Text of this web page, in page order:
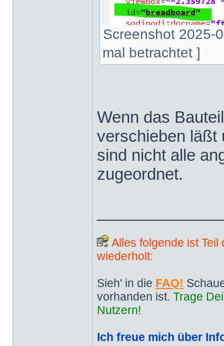
Screenshot 2025-
mal betrachtet ]
Wenn das
verschieben läßt
sind nicht alle
zugeordnet.
Alles folgende ist
wiederholt:
Sieh' in die FAQ!
vorhanden ist. Trage
Nutzern!
Ich freue mich über